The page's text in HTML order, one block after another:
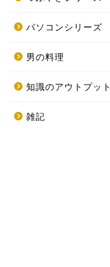
パソコンシリーズ
男の料理
知識のアウトプット
雑記